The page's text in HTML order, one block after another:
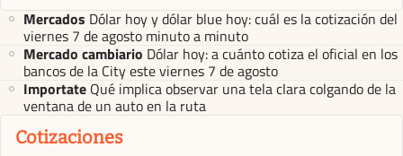
Mercados Dólar hoy y dólar blue hoy: cuál es la cotización del
viernes 7 de agosto minuto a minuto
Mercado cambiario Dólar hoy: a cuánto cotiza el oficial en los
bancos de la City este viernes 7 de agosto
Importate Qué implica observar una tela clara colgando de la
ventana de un auto en la ruta
Cotizaciones